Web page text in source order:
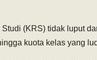
(KRS) tidak luput
kuota kelas yang